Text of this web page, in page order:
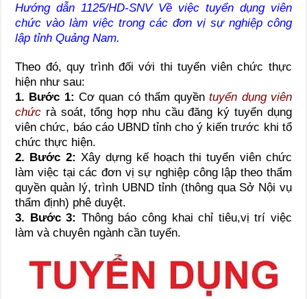
Hướng dẫn 1125/HD-SNV Về việc tuyển dụng viên
chức vào làm việc trong các đơn vị sự nghiệp công
lập tỉnh Quảng Nam.
Theo đó, quy trình đối với thi tuyển viên chức thực
hiện như sau:
1. Bước 1: Cơ quan có thẩm quyềntuyển dụng viên
chức rà soát, tổng hợp nhu cầu đăng ký tuyển dụng
viên chức, báo cáo UBND tỉnh cho ý kiến trước khi tổ
chức thực hiện.
2. Bước 2: Xây dựng kế hoạch thi tuyển viên chức
làm việc tại các đơn vị sự nghiệp công lập theo thẩm
quyền quản lý, trình UBND tỉnh (thông qua Sở Nội vụ
thẩm định) phê duyệt.
3. Bước 3: Thông báo công khai chỉ tiêu,vị trí việc
làm và chuyên ngành cần tuyển.